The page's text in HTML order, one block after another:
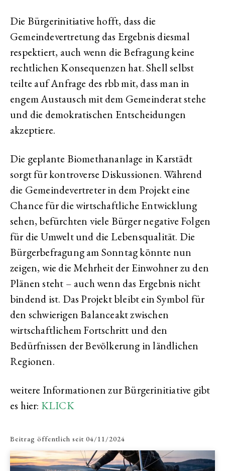
Die Bürgerinitiative hofft, dass die
Gemeindevertretung das Ergebnis diesmal
respektiert, auch wenn die Befragung keine
rechtlichen Konsequenzen hat. Shell selbst
teilte auf Anfrage des rbb mit, dass man in
engem Austausch mit dem Gemeinderat stehe
und die demokratischen Entscheidungen
akzeptiere.
Die geplante Biomethananlage in Karstädt
sorgt für kontroverse Diskussionen. Während
die Gemeindevertreter in dem Projekt eine
Chance für die wirtschaftliche Entwicklung
sehen, befürchten viele Bürger negative Folgen
für die Umwelt und die Lebensqualität. Die
Bürgerbefragung am Sonntag könnte nun
zeigen, wie die Mehrheit der Einwohner zu den
Plänen steht – auch wenn das Ergebnis nicht
bindend ist. Das Projekt bleibt ein Symbol für
den schwierigen Balanceakt zwischen
wirtschaftlichem Fortschritt und den
Bedürfnissen der Bevölkerung in ländlichen
Regionen.
weitere Informationen zur Bürgerinitiative gibt
es hier: KLICK
Beitrag öffentlich seit 04/11/2024